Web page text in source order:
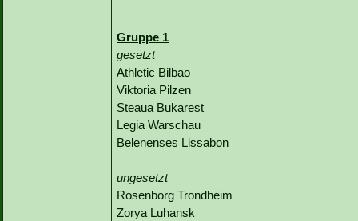
Gruppe 1
gesetzt
Athletic Bilbao
Viktoria Pilzen
Steaua Bukarest
Legia Warschau
Belenenses Lissabon
ungesetzt
Rosenborg Trondheim
Zorya Luhansk